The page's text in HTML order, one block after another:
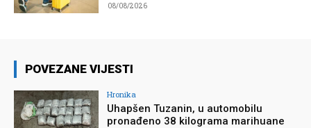
08/08/2026
POVEZANE VIJESTI
Hronika
Uhapšen Tuzanin, u automobilu
pronađeno 38 kilograma marihuane